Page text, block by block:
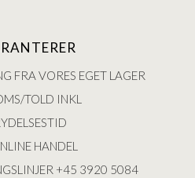
FRA VORES EGET LAGER
TOLD INKL
HANDEL
+45 3920 5084